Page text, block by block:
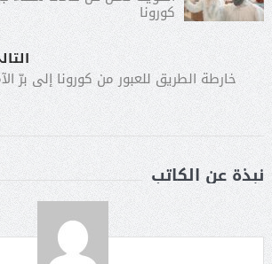
كورونا
خارطة الطريق للعبور من كورونا إلى برّ
نبذة عن الكاتب